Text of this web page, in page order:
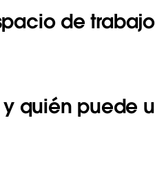
de
quién puede